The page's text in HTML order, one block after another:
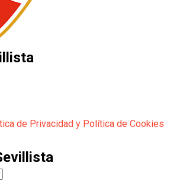
de Privacidad y Política de Cookies